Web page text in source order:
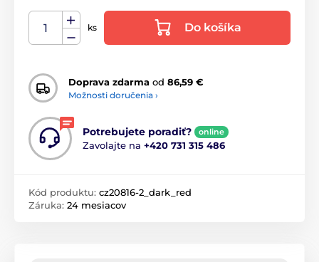
ks Do košíka
Doprava zdarma od 86,59 €
Možnosti doručenia ›
Potrebujete poradiť? online
Zavolajte na +420 731 315 486
Kód produktu: cz20816-2_dark_red
Záruka: 24 mesiacov